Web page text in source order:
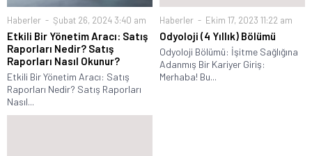
Haberler Şubat 26, 2024 3:40 am
Etkili Bir Yönetim Aracı: Satış
Raporları Nedir? Satış
Raporları Nasıl Okunur?
Etkili Bir Yönetim Aracı: Satış
Raporları Nedir? Satış Raporları
Nasıl...
Haberler Ekim 17, 2023 11:22 am
Odyoloji (4 Yıllık) Bölümü
Odyoloji Bölümü: İşitme Sağlığına
Adanmış Bir Kariyer Giriş:
Merhaba! Bu...